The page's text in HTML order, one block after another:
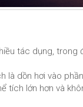
tác dụng,
là dồn hơi vào
tích lớn hơn và